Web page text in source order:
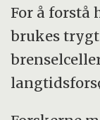
For å forstå
brukes